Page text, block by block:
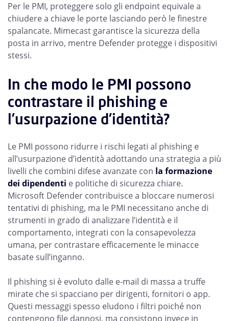
Per le PMI, proteggere solo gli endpoint equivale a
chiudere a chiave le porte lasciando però le finestre
spalancate. Mimecast garantisce la sicurezza della
posta in arrivo, mentre Defender protegge i dispositivi
stessi.
In che modo le PMI possono
contrastare il phishing e
l’usurpazione d’identità?
Le PMI possono ridurre i rischi legati al phishing e
all’usurpazione d’identità adottando una strategia a più
livelli che combini difese avanzate con la formazione
dei dipendenti e politiche di sicurezza chiare.
Microsoft Defender contribuisce a bloccare numerosi
tentativi di phishing, ma le PMI necessitano anche di
strumenti in grado di analizzare l’identità e il
comportamento, integrati con la consapevolezza
umana, per contrastare efficacemente le minacce
basate sull’inganno.
Il phishing si è evoluto dalle e-mail di massa a truffe
mirate che si spacciano per dirigenti, fornitori o app.
Questi messaggi spesso eludono i filtri poiché non
contengono file dannosi, ma consistono invece in